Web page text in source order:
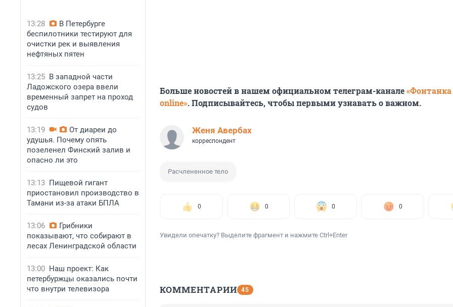
13:28
В Петербурге
беспилотники тестируют для
очистки рек и выявления
нефтяных пятен
13:25 В западной части
Ладожского озера ввели
временный запрет на проход
судов
13:19
От диареи до
удушья. Почему опять
позеленел Финский залив и
опасно ли это
13:13 Пищевой гигант
приостановил производство в
Тамани из-за атаки БПЛА
13:06
Грибники
показывают, что собирают в
лесах Ленинградской области
13:00 Наш проект: Как
петербуржцы оказались почти
что внутри телевизора
Больше новостей в нашем официальном телеграм-канале«Фонтанка
online». Подписывайтесь, чтобы первыми узнавать о важном.
Женя Авербах
корреспондент
Расчлененное тело
0 0 0 0
Увидели опечатку? Выделите фрагмент и нажмите Ctrl+Enter
КОММЕНТАРИИ 45